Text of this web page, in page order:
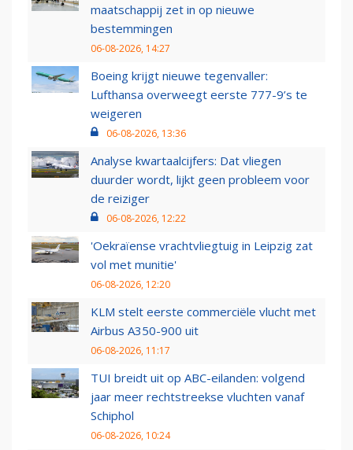
maatschappij zet in op nieuwe
bestemmingen
06-08-2026, 14:27
Boeing krijgt nieuwe tegenvaller:
Lufthansa overweegt eerste 777-9’s te
weigeren
06-08-2026, 13:36
Analyse kwartaalcijfers: Dat vliegen
duurder wordt, lijkt geen probleem voor
de reiziger
06-08-2026, 12:22
'Oekraïense vrachtvliegtuig in Leipzig zat
vol met munitie'
06-08-2026, 12:20
KLM stelt eerste commerciële vlucht met
Airbus A350-900 uit
06-08-2026, 11:17
TUI breidt uit op ABC-eilanden: volgend
jaar meer rechtstreekse vluchten vanaf
Schiphol
06-08-2026, 10:24